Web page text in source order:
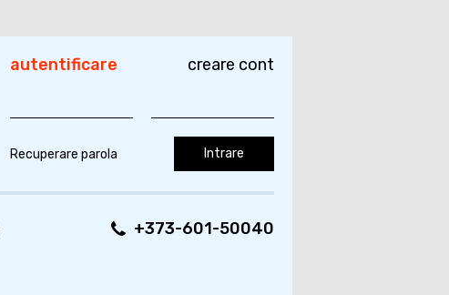
+373-601-50040
autentificare creare cont
Recuperare parola